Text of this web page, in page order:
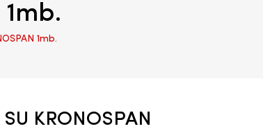
1mb.
KRONOSPAN